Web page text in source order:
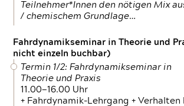
Teilnehmer*Innen den nötigen Mix
/ chemischem Grundlage…
Fahrdynamikseminar in Theorie und
nicht einzeln buchbar)
Termin 1/2: Fahrdynamikseminar in
Theorie und Praxis
11.00—16.00 Uhr
+ Fahrdynamik-Lehrgang + Verhalten